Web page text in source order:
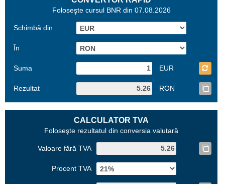
Foloseşte cursul BNR din 07.08.2026
Schimbă din
În
Suma EUR
Rezultat RON
CALCULATOR TVA
Foloseşte rezultatul din conversia valutară
Valoare fără TVA
Procent TVA